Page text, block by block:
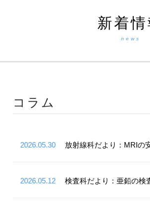
新着情
news
コラム
2026.05.30 放射線科だより：MRIの
2026.05.12 検査科だより：亜鉛の検